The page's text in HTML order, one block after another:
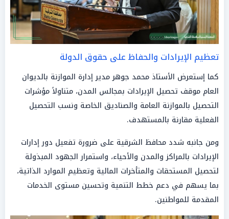
تعظيم الإيرادات والحفاظ على حقوق الدولة
كما إستعرض الأستاذ محمد جوهر مدير إدارة الموازنة بالديوان
العام موقف تحصيل الإيرادات بمجالس المدن، متناولاً مؤشرات
التحصيل بالموازنة العامة والصناديق الخاصة ونسب التحصيل
الفعلية مقارنة بالمستهدف.
ومن جانبه شدد محافظ الشرقية على ضرورة تفعيل دور إدارات
الإيرادات بالمراكز والمدن والأحياء، واستمرار الجهود المبذولة
لتحصيل المستحقات والمتأخرات المالية وتعظيم الموارد الذاتية،
بما يسهم في دعم خطط التنمية وتحسين مستوى الخدمات
المقدمة للمواطنين.